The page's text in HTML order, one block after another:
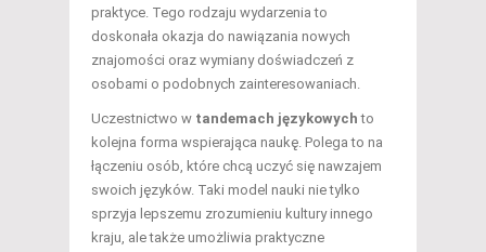
praktyce. Tego rodzaju wydarzenia to
doskonała okazja do nawiązania nowych
znajomości oraz wymiany doświadczeń z
osobami o podobnych zainteresowaniach.
Uczestnictwo w tandemach językowych to
kolejna forma wspierająca naukę. Polega to na
łączeniu osób, które chcą uczyć się nawzajem
swoich języków. Taki model nauki nie tylko
sprzyja lepszemu zrozumieniu kultury innego
kraju, ale także umożliwia praktyczne